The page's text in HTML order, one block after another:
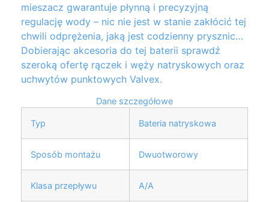
mieszacz gwarantuje płynną i precyzyjną
regulację wody – nic nie jest w stanie zakłócić tej
chwili odprężenia, jaką jest codzienny prysznic…
Dobierając akcesoria do tej baterii sprawdź
szeroką ofertę rączek i węży natryskowych oraz
uchwytów punktowych Valvex.
Dane szczegółowe
Typ Bateria natryskowa
Sposób montażu Dwuotworowy
Klasa przepływu A/A